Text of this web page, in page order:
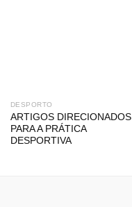
DESPORTO
ARTIGOS DIRECIONADOS
PARA A PRÁTICA
DESPORTIVA